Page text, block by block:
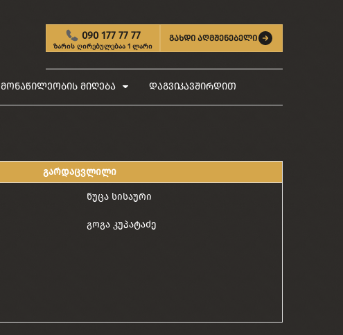
090 177 77 77
ზარის ღირებულებაა 1 ლარი
გახდი აღმშენებელი
მონაწილეობის მიღება დაგვიკავშირდით
გარდაცვლილი
ნუცა სისაური
გოგა კუპატაძე